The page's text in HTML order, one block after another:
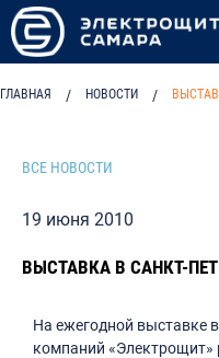
ГЛАВНАЯ / НОВОСТИ /
ВСЕ НОВОСТИ
19 июня 2010
ВЫСТАВКА В САНКТ-
На ежегодной выставке
компаний